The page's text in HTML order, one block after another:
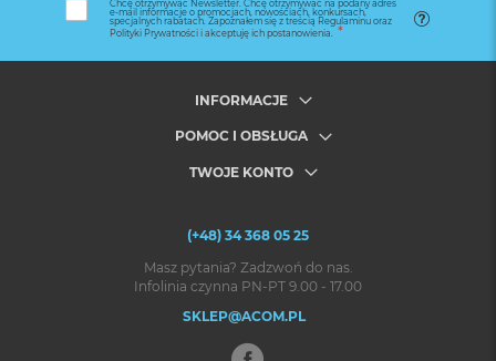
Chcę otrzymywać Newsletter. Chcę otrzymywać na podany adres
e-mail informacje o promocjach, nowościach, konkursach,
specjalnych rabatach. Zapoznałem się z treścią Regulaminu oraz
Polityki Prywatności i akceptuję ich postanowienia.
INFORMACJE
POMOC I OBSŁUGA
TWOJE KONTO
(+48) 34 368 05 25
Masz pytania? Zadzwoń do nas.
Infolinia czynna PN-PT 9.00 - 17.00
SKLEP@ACOM.PL